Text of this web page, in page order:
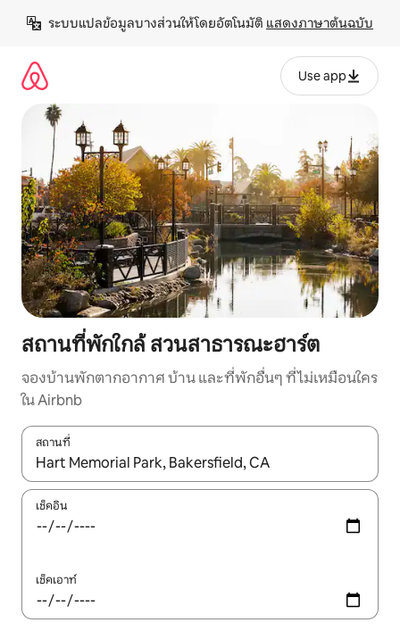
เนื้อหา
ระบบแปลข้อมูลบางส่วนให้โดยอัตโนมัติ แสดงภาษาต้นฉบับ
Use app
สถานที่พักใกล้ สวนสาธารณะฮาร์ต
จองบ้านพักตากอากาศ บ้าน และที่พักอื่นๆ ที่ไม่เหมือนใคร
ใน Airbnb
สถานที่
ใช้ลูกศรขึ้นลง หรือใช้การสัมผัสหรือปัด เพื่อสำรวจผลการค้นหา
เช็คอิน
เช็คเอาท์